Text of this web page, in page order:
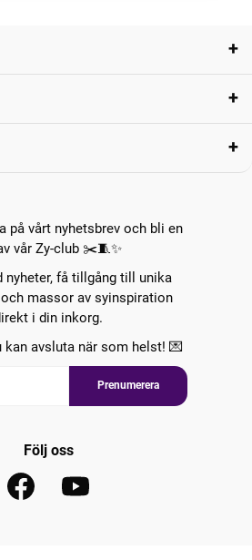
på vårt nyhetsbrev och bli en
vår Zy-club ✂️🧵✨
nyheter, få tillgång till unika
massor av syinspiration
i din inkorg.
kan avsluta när som helst! 💌
Prenumerera
Följ oss